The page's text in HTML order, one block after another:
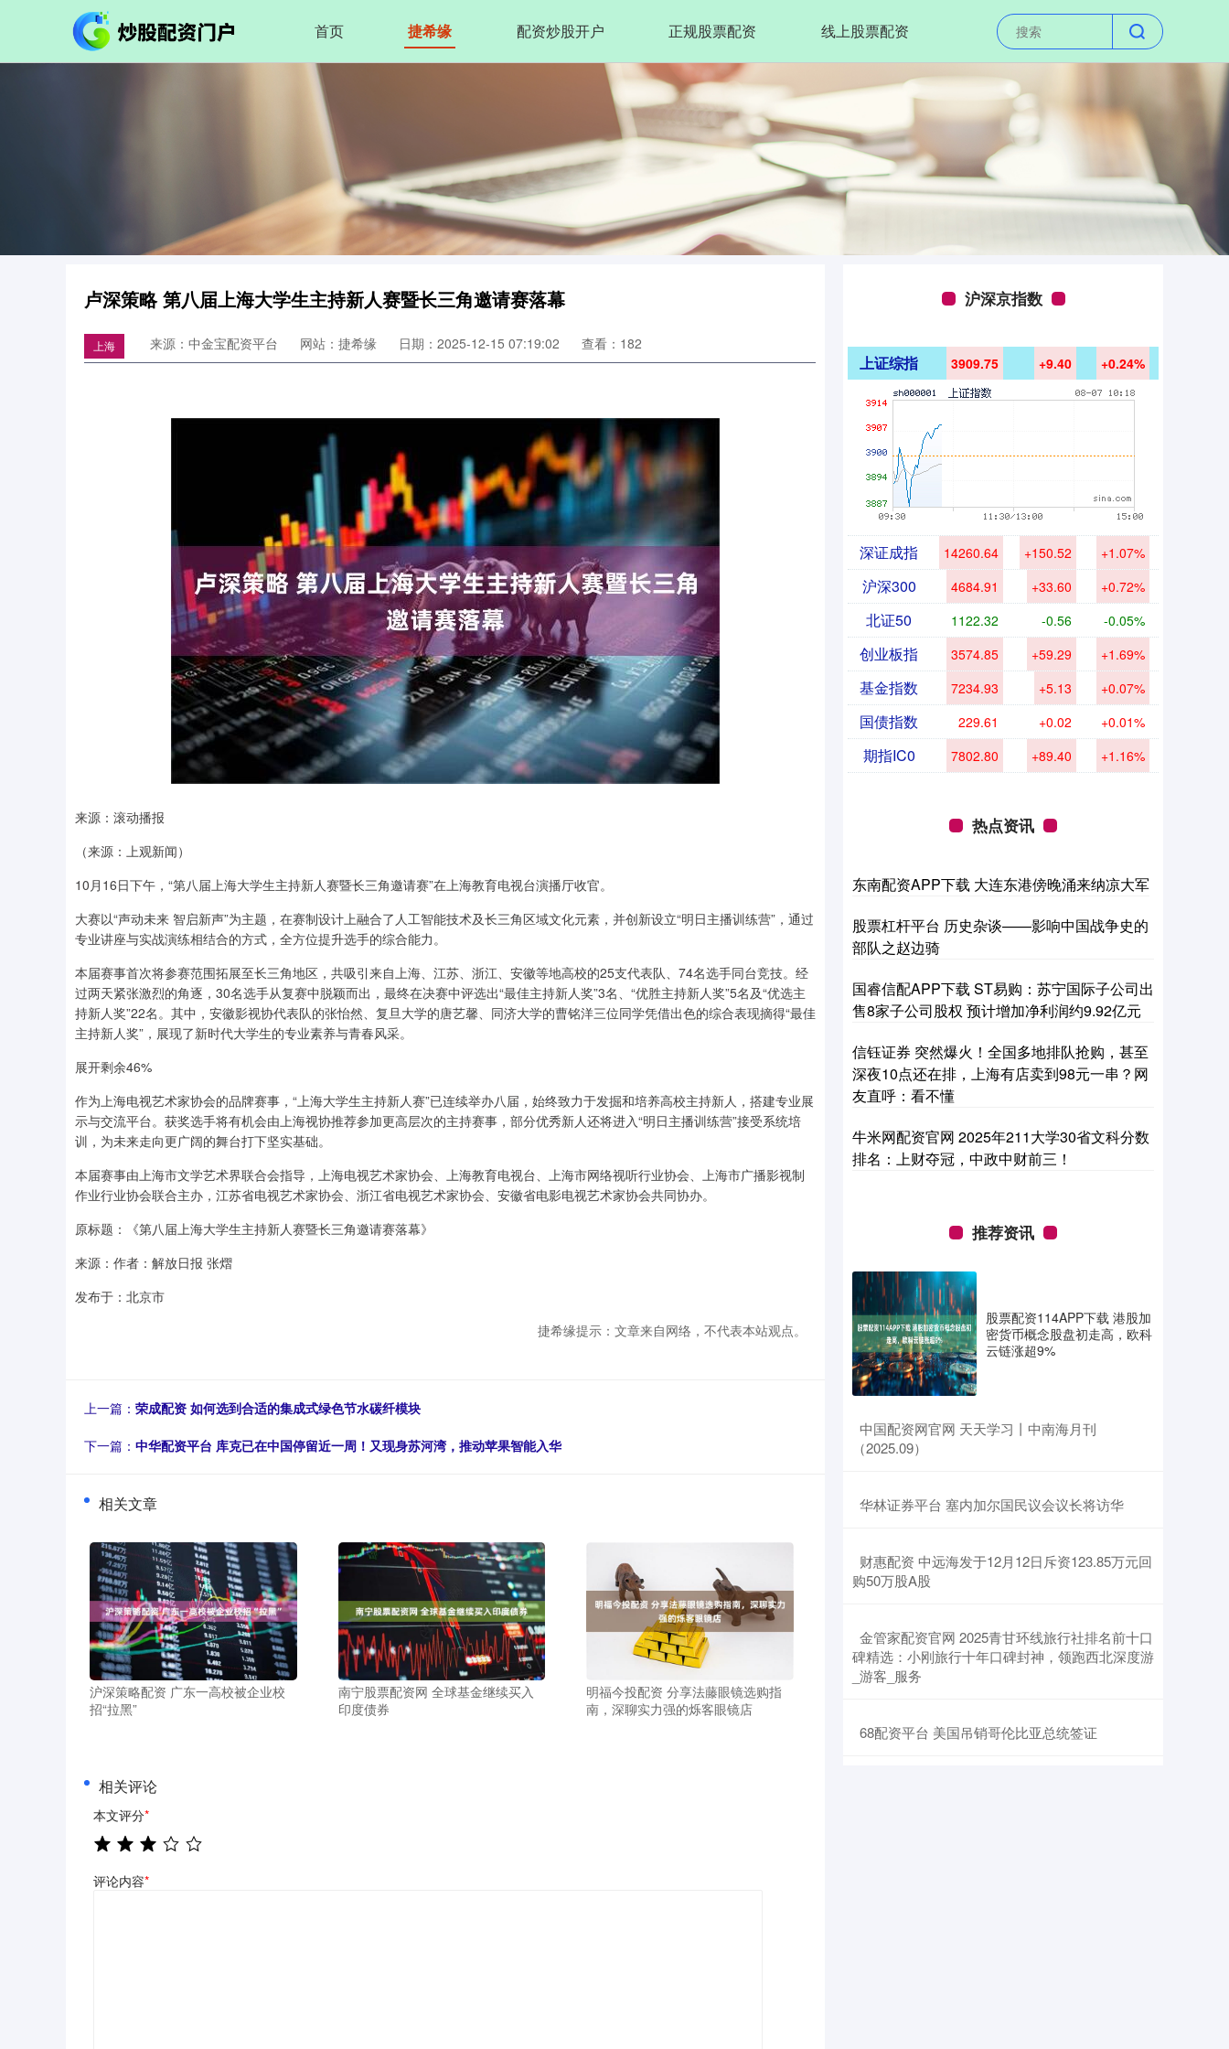
首页 捷希缘 配资炒股开户 正规股票配资 线上股票配资
卢深策略 第八届上海大学生主持新人赛暨长三角邀请赛落幕
上海 来源：中金宝配资平台 网站：捷希缘 日期：2025-12-15 07:19:02 查看：182
来源：滚动播报
（来源：上观新闻）
10月16日下午，“第八届上海大学生主持新人赛暨长三角邀请赛”在上海教育电视台演播厅收官。
大赛以“声动未来 智启新声”为主题，在赛制设计上融合了人工智能技术及长三角区域文化元素，并创新设立“明日主播训练营”，通过
专业讲座与实战演练相结合的方式，全方位提升选手的综合能力。
本届赛事首次将参赛范围拓展至长三角地区，共吸引来自上海、江苏、浙江、安徽等地高校的25支代表队、74名选手同台竞技。经
过两天紧张激烈的角逐，30名选手从复赛中脱颖而出，最终在决赛中评选出“最佳主持新人奖”3名、“优胜主持新人奖”5名及“优选主
持新人奖”22名。其中，安徽影视协代表队的张怡然、复旦大学的唐艺馨、同济大学的曹铭洋三位同学凭借出色的综合表现摘得“最佳
主持新人奖”，展现了新时代大学生的专业素养与青春风采。
展开剩余46%
作为上海电视艺术家协会的品牌赛事，“上海大学生主持新人赛”已连续举办八届，始终致力于发掘和培养高校主持新人，搭建专业展
示与交流平台。获奖选手将有机会由上海视协推荐参加更高层次的主持赛事，部分优秀新人还将进入“明日主播训练营”接受系统培
训，为未来走向更广阔的舞台打下坚实基础。
本届赛事由上海市文学艺术界联合会指导，上海电视艺术家协会、上海教育电视台、上海市网络视听行业协会、上海市广播影视制
作业行业协会联合主办，江苏省电视艺术家协会、浙江省电视艺术家协会、安徽省电影电视艺术家协会共同协办。
原标题：《第八届上海大学生主持新人赛暨长三角邀请赛落幕》
来源：作者：解放日报 张熠
发布于：北京市
捷希缘提示：文章来自网络，不代表本站观点。
上一篇： 荣成配资 如何选到合适的集成式绿色节水碳纤模块
下一篇： 中华配资平台 库克已在中国停留近一周！又现身苏河湾，推动苹果智能入华
相关文章
沪深策略配资 广东一高校被企业校
招“拉黑”
南宁股票配资网 全球基金继续买入
印度债券
明福今投配资 分享法藤眼镜选购指
南，深聊实力强的烁客眼镜店
相关评论
本文评分*
评论内容*
沪深京指数
上证综指 3909.75 +9.40 +0.24%
深证成指 14260.64 +150.52 +1.07%
沪深300 4684.91 +33.60 +0.72%
北证50 1122.32 -0.56 -0.05%
创业板指 3574.85 +59.29 +1.69%
基金指数 7234.93 +5.13 +0.07%
国债指数 229.61 +0.02 +0.01%
期指IC0 7802.80 +89.40 +1.16%
热点资讯
东南配资APP下载 大连东港傍晚涌来纳凉大军
股票杠杆平台 历史杂谈——影响中国战争史的
部队之赵边骑
国睿信配APP下载 ST易购：苏宁国际子公司出
售8家子公司股权 预计增加净利润约9.92亿元
信钰证券 突然爆火！全国多地排队抢购，甚至
深夜10点还在排，上海有店卖到98元一串？网
友直呼：看不懂
牛米网配资官网 2025年211大学30省文科分数
排名：上财夺冠，中政中财前三！
推荐资讯
股票配资114APP下载 港股加
密货币概念股盘初走高，欧科
云链涨超9%
​中国配资网官网 天天学习丨中南海月刊
（2025.09）
​华林证券平台 塞内加尔国民议会议长将访华
​财惠配资 中远海发于12月12日斥资123.85万元回
购50万股A股
​金管家配资官网 2025青甘环线旅行社排名前十口
碑精选：小刚旅行十年口碑封神，领跑西北深度游
_游客_服务
​68配资平台 美国吊销哥伦比亚总统签证